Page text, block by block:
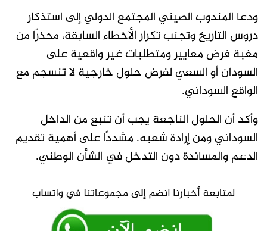
ودعا المندوب الصيني المجتمع الدولي إلى استذكار
دروس التاريخ وتجنب تكرار الأخطاء السابقة، محذرًا من
مغبة فرض معايير ومتطلبات غير واقعية على
السودان أو السعي لفرض حلول خارجية لا تنسجم مع
الواقع السوداني.
وأكد أن الحلول الناجعة يجب أن تنبع من الداخل
السوداني ومن إرادة شعبه. مشددًا على أهمية تقديم
الدعم والمساندة دون التدخل في الشأن الوطني.